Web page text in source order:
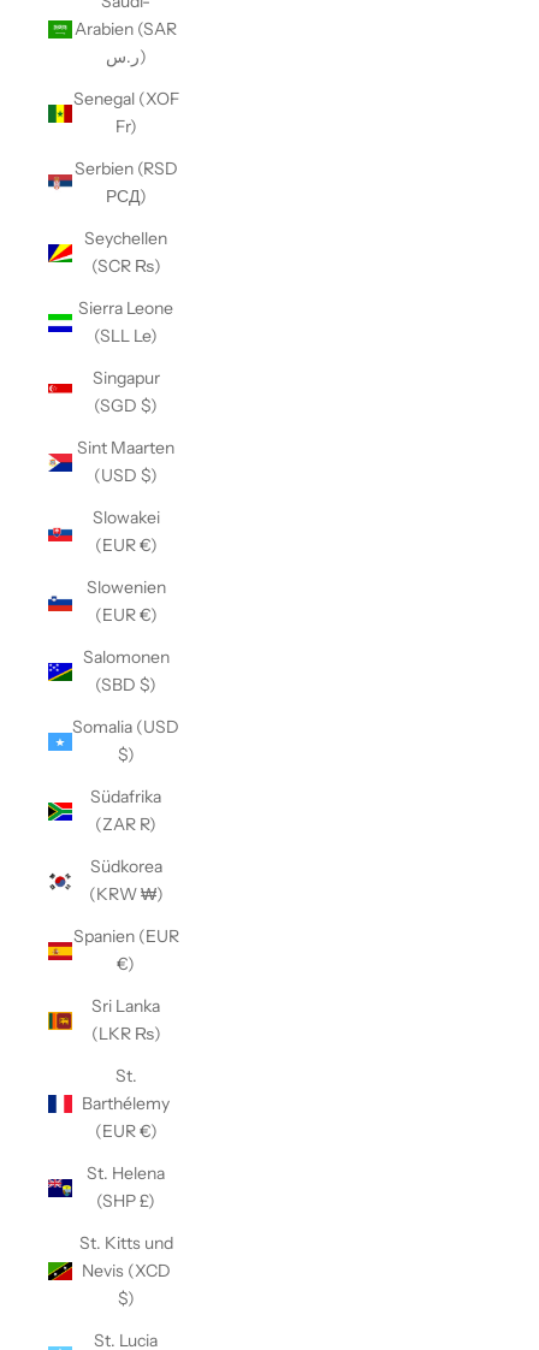
Arabien (SAR
ر.س)
Senegal (XOF
Fr)
Serbien (RSD
РСД)
Seychellen
(SCR ₨)
Sierra Leone
(SLL Le)
Singapur
(SGD $)
Sint Maarten
(USD $)
Slowakei
(EUR €)
Slowenien
(EUR €)
Salomonen
(SBD $)
Somalia (USD
$)
Südafrika
(ZAR R)
Südkorea
(KRW ₩)
Spanien (EUR
€)
Sri Lanka
(LKR ₨)
St.
Barthélemy
(EUR €)
St. Helena
(SHP £)
St. Kitts und
Nevis (XCD
$)
St. Lucia